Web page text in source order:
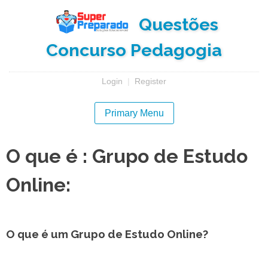
Questões
Concurso Pedagogia
Login | Register
Primary Menu
O que é : Grupo de Estudo
Online:
O que é um Grupo de Estudo Online?